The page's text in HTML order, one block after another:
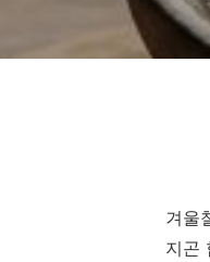
겨울
지곤